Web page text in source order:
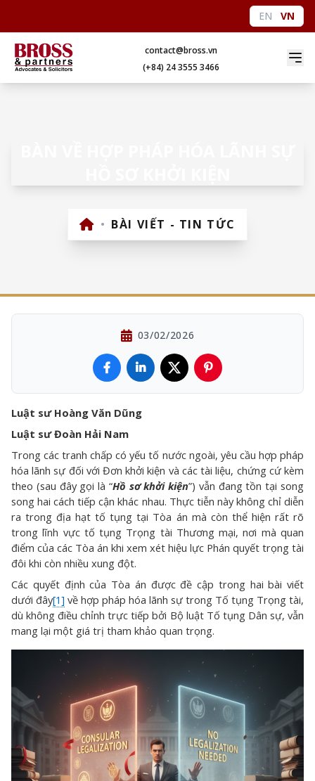
EN VN
contact@bross.vn
(+84) 24 3555 3466
• BÀI VIẾT - TIN TỨC
03/02/2026
Luật sư Hoàng Văn Dũng
Luật sư Đoàn Hải Nam
Trong các tranh chấp có yếu tố nước ngoài, yêu cầu hợp pháp
hóa lãnh sự đối với Đơn khởi kiện và các tài liệu, chứng cứ kèm
theo (sau đây gọi là “Hồ sơ khởi kiện”) vẫn đang tồn tại song
song hai cách tiếp cận khác nhau. Thực tiễn này không chỉ diễn
ra trong địa hạt tố tụng tại Tòa án mà còn thể hiện rất rõ
trong lĩnh vực tố tụng Trọng tài Thương mại, nơi mà quan
điểm của các Tòa án khi xem xét hiệu lực Phán quyết trọng tài
đôi khi còn nhiều xung đột.
Các quyết định của Tòa án được đề cập trong hai bài viết
dưới đây[1] về hợp pháp hóa lãnh sự trong Tố tụng Trọng tài,
dù không điều chỉnh trực tiếp bởi Bộ luật Tố tụng Dân sự, vẫn
mang lại một giá trị tham khảo quan trọng.